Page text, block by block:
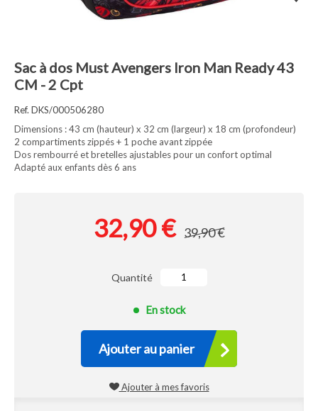
Sac à dos Must Avengers Iron Man Ready 43
CM - 2 Cpt
Ref. DKS/000506280
Dimensions : 43 cm (hauteur) x 32 cm (largeur) x 18 cm (profondeur)
2 compartiments zippés + 1 poche avant zippée
Dos rembourré et bretelles ajustables pour un confort optimal
Adapté aux enfants dès 6 ans
32,90 € 39,90 €
Quantité
En stock
Ajouter au panier
Ajouter à mes favoris